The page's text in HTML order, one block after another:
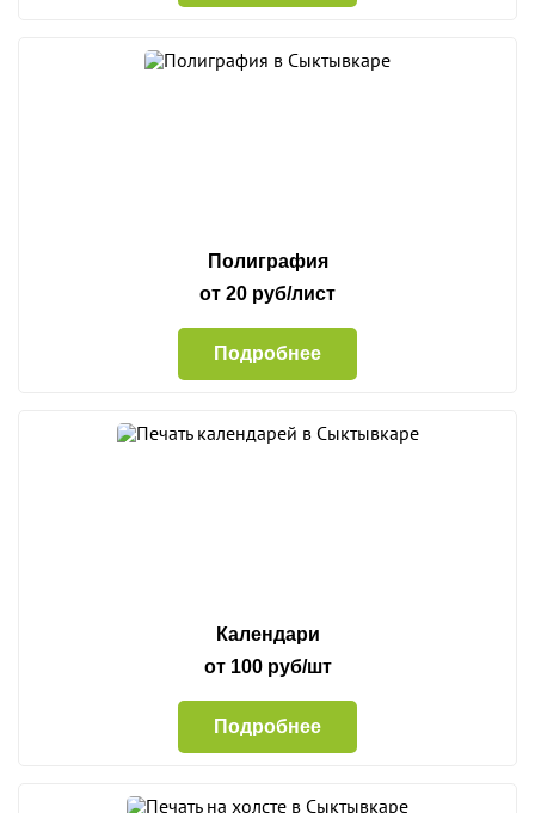
Полиграфия
от 20 руб/лист
Подробнее
Календари
от 100 руб/шт
Подробнее